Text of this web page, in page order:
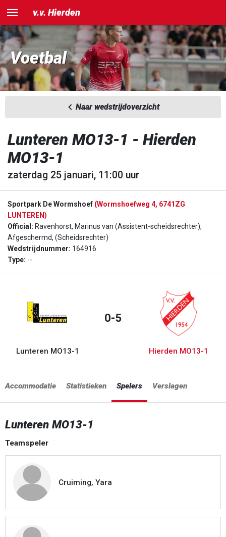
v.v. Hierden
Voetbal
Naar wedstrijdoverzicht
Lunteren MO13-1 - Hierden
MO13-1
zaterdag 25 januari, 11:00 uur
Sportpark De Wormshoef (Wormshoefweg 4, 6741ZG
LUNTEREN)
Official: Ravenhorst, Marinus van (Assistent-scheidsrechter),
Afgeschermd, (Scheidsrechter)
Wedstrijdnummer: 164916
Type: --
Lunteren MO13-1
0-5
Hierden MO13-1
Accommodatie Statistieken Spelers Verslagen
Lunteren MO13-1
Teamspeler
Cruiming, Yara